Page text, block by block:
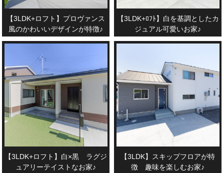
【3LDK+ロフト】プロヴァンス
風のかわいいデザインが特徴♪
【3LDK+ﾛﾌﾄ】白を基調としたカ
ジュアル可愛いお家♪
【3LDK+ロフト】白×黒 ラグジ
ュアリーテイストなお家♪
【3LDK】スキップフロアが特
徴 趣味を楽しむお家♪